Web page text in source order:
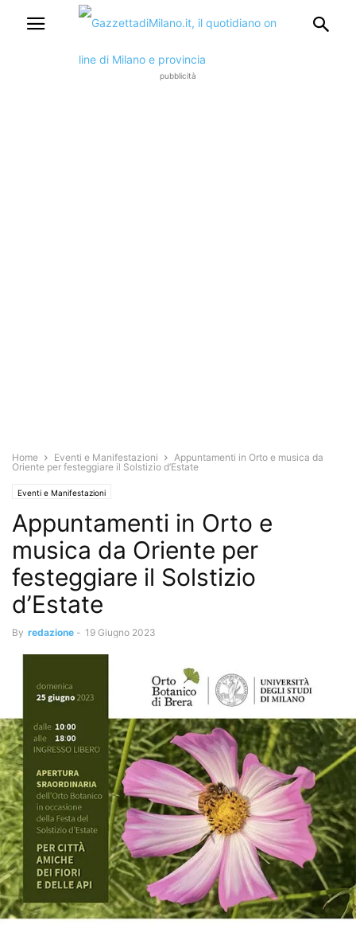
pubblicità
Home Eventi e Manifestazioni
Appuntamenti in Orto e musica da
Oriente per festeggiare il Solstizio d’Estate
Eventi e Manifestazioni
Appuntamenti in Orto e
musica da Oriente per
festeggiare il Solstizio
d’Estate
By redazione - 19 Giugno 2023